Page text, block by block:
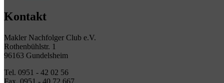
Kontakt
Makler Nachfolger Club e.V.
Rothenbühlstr. 1
96163 Gundelsheim
Tel. 0951 - 42 02 56
Fax. 0951 - 40 72 667